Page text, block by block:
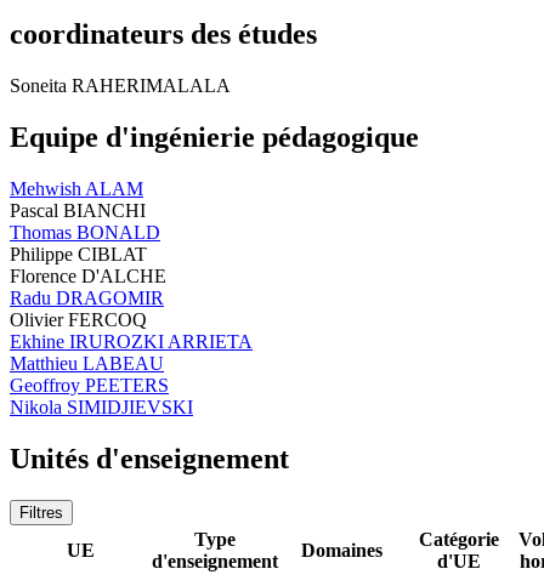
coordinateurs des études
Soneita RAHERIMALALA
Equipe d'ingénierie pédagogique
Mehwish ALAM
Pascal BIANCHI
Thomas BONALD
Philippe CIBLAT
Florence D'ALCHE
Radu DRAGOMIR
Olivier FERCOQ
Ekhine IRUROZKI ARRIETA
Matthieu LABEAU
Geoffroy PEETERS
Nikola SIMIDJIEVSKI
Unités d'enseignement
Filtres
UE
Type
d'enseignement
Domaines
Catégorie
d'UE